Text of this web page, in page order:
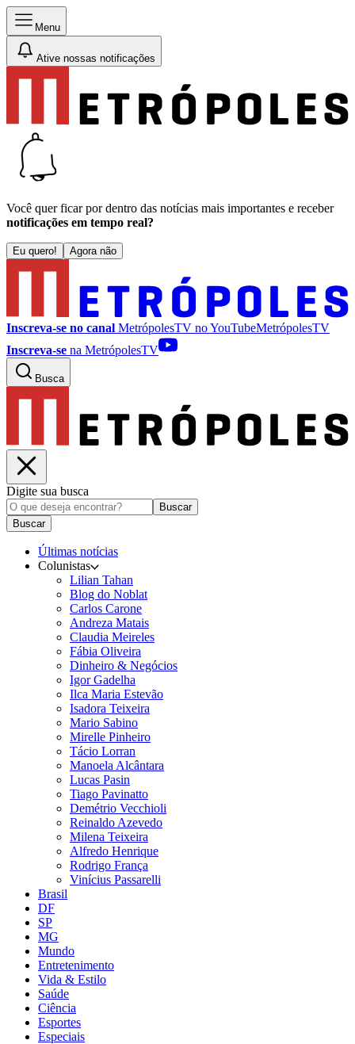
Menu
Ative nossas notificações
Você quer ficar por dentro das notícias mais importantes e receber
notificações em tempo real?
Eu quero! Agora não
Inscreva-se no canal MetrópolesTV noYouTubeMetrópolesTV
Inscreva-se na MetrópolesTV
Busca
Digite sua busca
Buscar
Buscar
Últimas notícias
Colunistas
Lilian Tahan
Blog do Noblat
Carlos Carone
Andreza Matais
Claudia Meireles
Fábia Oliveira
Dinheiro & Negócios
Igor Gadelha
Ilca Maria Estevão
Isadora Teixeira
Mario Sabino
Mirelle Pinheiro
Tácio Lorran
Manoela Alcântara
Lucas Pasin
Tiago Pavinatto
Demétrio Vecchioli
Reinaldo Azevedo
Milena Teixeira
Alfredo Henrique
Rodrigo França
Vinícius Passarelli
Brasil
DF
SP
MG
Mundo
Entretenimento
Vida & Estilo
Saúde
Ciência
Esportes
Especiais